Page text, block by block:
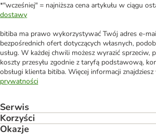
*"wcześniej" = najniższa cena artykułu w ciągu
dostawy
bitiba ma prawo wykorzystywać Twój adres e-
bezpośrednich ofert dotyczących własnych,
usług. W każdej chwili możesz wyrazić sprzeciw,
koszty przesyłu zgodnie z taryfą podstawową,
obsługi klienta bitiba. Więcej informacji
prywatności
Serwis
Korzyści
Okazje